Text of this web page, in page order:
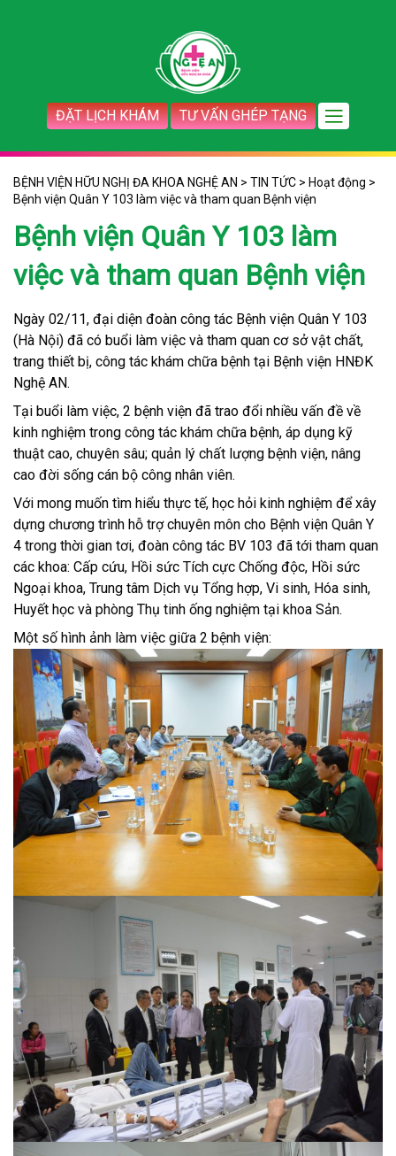
ĐẶT LỊCH KHÁM TƯ VẤN GHÉP TẠNG
BỆNH VIỆN HỮU NGHỊ ĐA KHOA NGHỆ AN > TIN TỨC > Hoạt động >
Bệnh viện Quân Y 103 làm việc và tham quan Bệnh viện
Bệnh viện Quân Y 103 làm
việc và tham quan Bệnh viện
Ngày 02/11, đại diện đoàn công tác Bệnh viện Quân Y 103
(Hà Nội) đã có buổi làm việc và tham quan cơ sở vật chất,
trang thiết bị, công tác khám chữa bệnh tại Bệnh viện HNĐK
Nghệ AN.
Tại buổi làm việc, 2 bệnh viện đã trao đổi nhiều vấn đề về
kinh nghiệm trong công tác khám chữa bệnh, áp dụng kỹ
thuật cao, chuyên sâu; quản lý chất lượng bệnh viện, nâng
cao đời sống cán bộ công nhân viên.
Với mong muốn tìm hiểu thực tế, học hỏi kinh nghiệm để xây
dựng chương trình hỗ trợ chuyên môn cho Bệnh viện Quân Y
4 trong thời gian tơi, đoàn công tác BV 103 đã tới tham quan
các khoa: Cấp cứu, Hồi sức Tích cực Chống độc, Hồi sức
Ngoại khoa, Trung tâm Dịch vụ Tổng hợp, Vi sinh, Hóa sinh,
Huyết học và phòng Thụ tinh ống nghiệm tại khoa Sản.
Một số hình ảnh làm việc giữa 2 bệnh viện: